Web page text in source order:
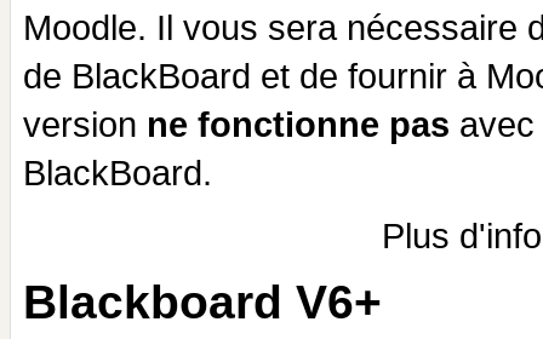
Moodle. Il vous sera nécessaire
de BlackBoard et de fournir à
version ne fonctionne pas
BlackBoard.
Plus
Blackboard V6+